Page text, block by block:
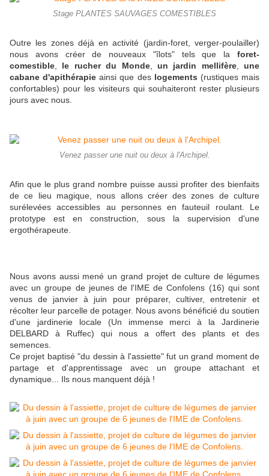
Stage PLANTES SAUVAGES COMESTIBLES
Outre les zones déjà en activité (jardin-foret, verger-poulailler)
nous avons créer de nouveaux "îlots" tels que la foret-
comestible
le rucher du Monde, un jardin mellifère, une
cabane d'apithérapie ainsi que des logements (rustiques mais
confortables) pour les visiteurs qui souhaiteront rester plusieurs
jours avec nous.
Venez passer une nuit ou deux à l'Archipel.
Afin que le plus grand nombre puisse aussi profiter des bienfaits
de ce lieu magique, nous allons créer des zones de culture
surélevées accessibles au personnes en fauteuil roulant. Le
prototype est en construction, sous la supervision d'une
ergothérapeute.
Nous avons aussi mené un grand projet de culture de légumes
avec un groupe de jeunes de l'IME de Confolens (16) qui sont
venus de janvier à juin pour préparer, cultiver, entretenir et
récolter leur parcelle de potager. Nous avons bénéficié du soutien
d'une jardinerie locale (Un immense merci à la Jardinerie
DELBARD à Ruffec) qui nous a offert des plants et des
semences.
Ce projet baptisé "du dessin à l'assiette" fut un grand moment de
partage et d'apprentissage avec un groupe attachant et
dynamique... Ils nous manquent déjà !